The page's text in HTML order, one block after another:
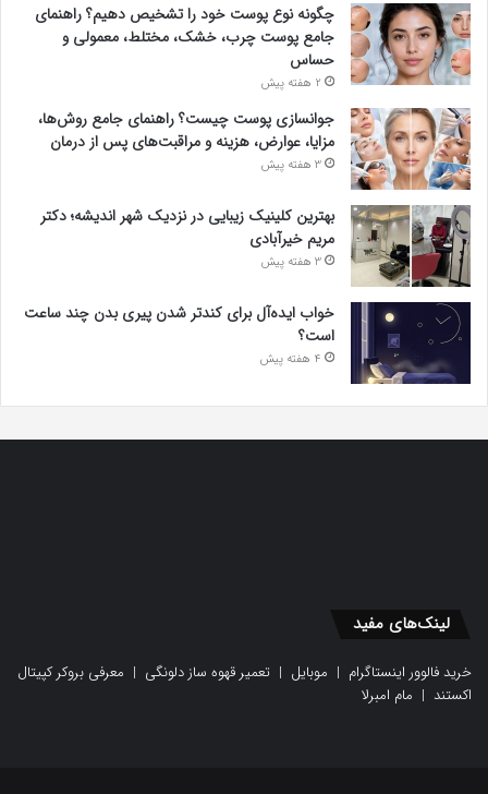
چگونه نوع پوست خود را تشخیص دهیم؟ راهنمای
جامع پوست چرب، خشک، مختلط، معمولی و
حساس
2 هفته پیش
جوانسازی پوست چیست؟ راهنمای جامع روش‌ها،
مزایا، عوارض، هزینه و مراقبت‌های پس از درمان
3 هفته پیش
بهترین کلینیک زیبایی در نزدیک شهر اندیشه؛ دکتر
مریم خیرآبادی
3 هفته پیش
خواب ایده‌آل برای کندتر شدن پیری بدن چند ساعت
است؟
4 هفته پیش
لینک‌های مفید
خرید فالوور اینستاگرام | موبایل | تعمیر قهوه ساز دلونگی | معرفی بروکر کپیتال
اکستند | مام امبرلا